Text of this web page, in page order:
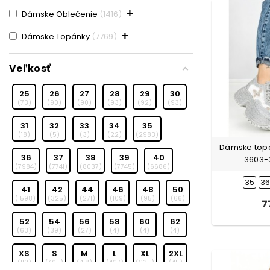
Dámske Oblečenie 1416 +
Dámske Topánky 7769 +
Veľkosť
25
73
26
90
27
90
28
93
29
92
30
93
31
18
32
5
33
3
34
22
35
2983
36
7984
37
7741
38
8037
39
7745
40
6686
41
1598
42
325
44
271
46
109
48
95
50
66
52
63
54
39
56
27
58
4
60
4
62
4
XS
112
S
405
M
418
L
427
XL
235
2XL
45
Dámske
3603-
35 36